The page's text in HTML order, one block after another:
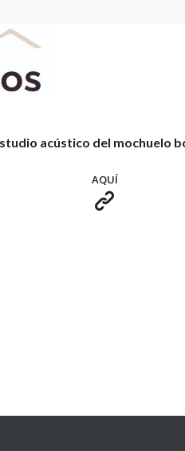
acústico del mochuelo
AQUÍ